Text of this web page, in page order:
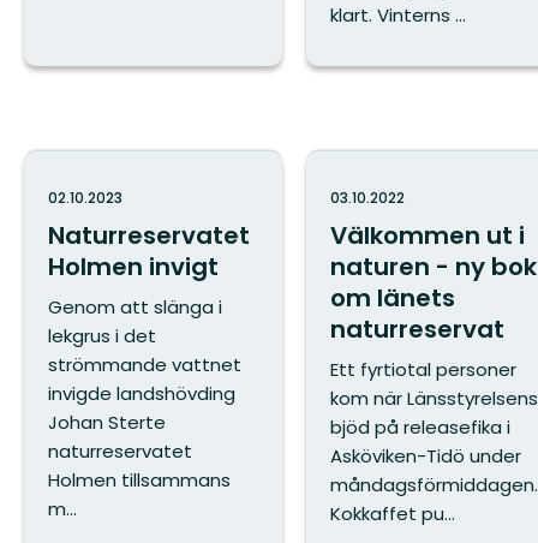
klart. Vinterns ...
Naturreservatet
Holmen invigt
02.10.2023
Genom att slänga i
lekgrus i det
strömmande vattnet
invigde landshövding
Johan Sterte
naturreservatet
Holmen tillsammans
m...
Välkommen ut i
naturen - ny bok
om länets
naturreservat
03.10.2022
Ett fyrtiotal personer
kom när Länsstyrelsens
bjöd på releasefika i
Asköviken-Tidö under
måndagsförmiddagen.
Kokkaffet pu...